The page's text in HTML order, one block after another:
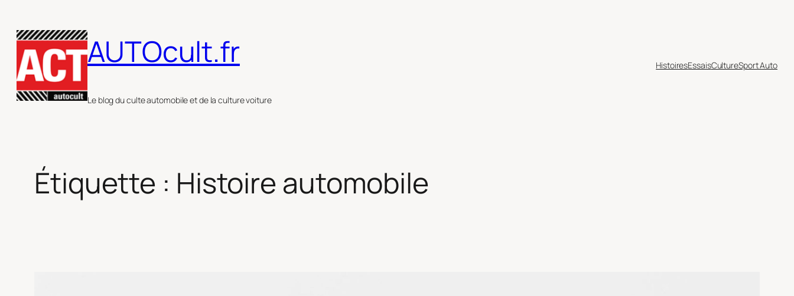
au
contenu
AUTOcult.fr
Le blog du culte automobile et de la culture voiture
HistoiresEssaisCultureSport Auto
Étiquette : Histoire automobile